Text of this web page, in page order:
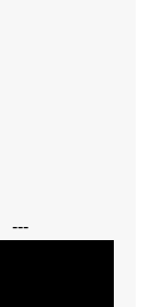
---